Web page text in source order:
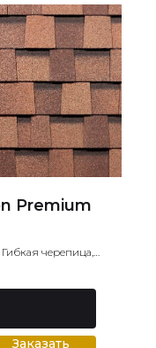
Premium
черепица,
Заказать